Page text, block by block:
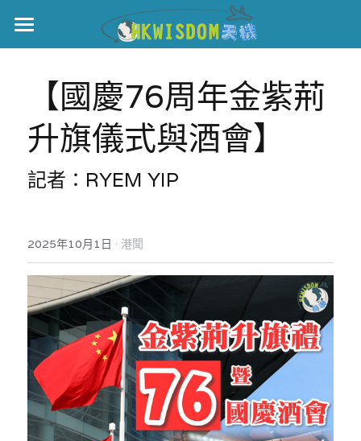
主頁
世界盃
伊美戰爭
黎智英案
美西媒體謊言實錄
宏福‧革新
宏福苑聽證會
宏福火災正視聽
記錄．宏福苑火災
港聞
中國
國際
娛樂
反華推手你要知
反華推手懶人包
KOL 專欄
【國慶76周年金紫荊
升旗儀式與酒會】
記者：RYEM YIP
2025年10月1日 · 港聞